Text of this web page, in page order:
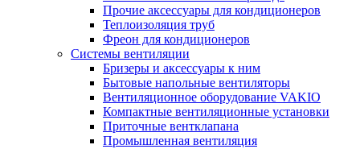
Прочие аксессуары для кондиционеров
Теплоизоляция труб
Фреон для кондиционеров
Системы вентиляции
Бризеры и аксессуары к ним
Бытовые напольные вентиляторы
Вентиляционное оборудование VAKIO
Компактные вентиляционные установки
Приточные вентклапана
Промышленная вентиляция